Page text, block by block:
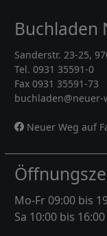
Buchladen
Sanderstr. 23-25,
Tel. 0931 35591-0
Fax 0931 35591-73
buchladen@neuer-
Neuer Weg auf
Mo-Fr 09:00 bis
Sa 10:00 bis